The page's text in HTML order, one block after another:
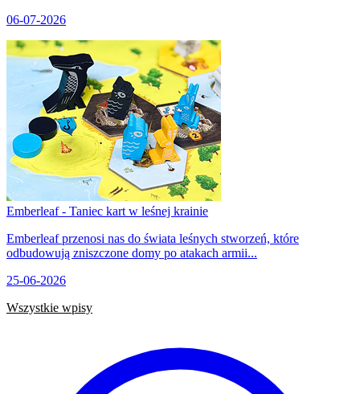
06-07-2026
Emberleaf - Taniec kart w leśnej krainie
Emberleaf przenosi nas do świata leśnych stworzeń, które
odbudowują zniszczone domy po atakach armii...
25-06-2026
Wszystkie wpisy